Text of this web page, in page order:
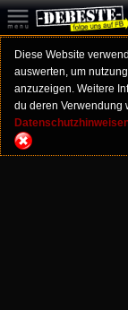
Diese Website
auswerten, um
anzuzeigen. Weitere
du deren Verwendung